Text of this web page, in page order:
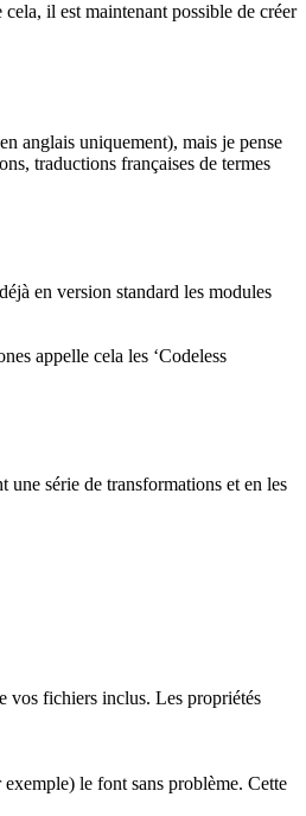
il est maintenant possible de créer
anglais uniquement), mais je pense
traductions françaises de termes
en version standard les modules
appelle cela les ‘Codeless
une série de transformations et en les
vos fichiers inclus. Les propriétés
le font sans problème. Cette